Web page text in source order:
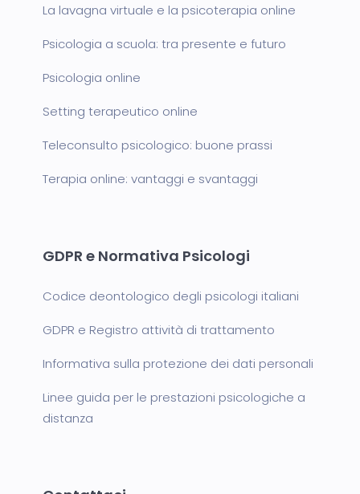
La lavagna virtuale e la psicoterapia online
Psicologia a scuola: tra presente e futuro
Psicologia online
Setting terapeutico online
Teleconsulto psicologico: buone prassi
Terapia online: vantaggi e svantaggi
GDPR e Normativa Psicologi
Codice deontologico degli psicologi italiani
GDPR e Registro attività di trattamento
Informativa sulla protezione dei dati personali
Linee guida per le prestazioni psicologiche a
distanza